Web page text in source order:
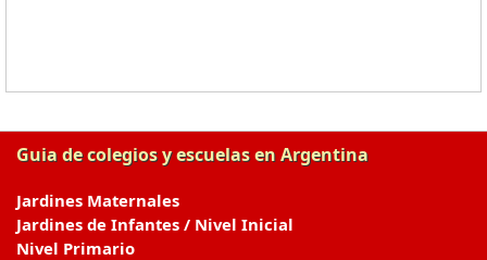
Guia de colegios y escuelas en Argentina
Jardines Maternales
Jardines de Infantes / Nivel Inicial
Nivel Primario